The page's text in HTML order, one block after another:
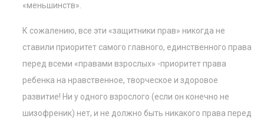
«меньшинств».
К сожалению, все эти «защитники прав» никогда не
ставили приоритет самого главного, единственного права
перед всеми «правами взрослых» -приоритет права
ребенка на нравственное, творческое и здоровое
развитие! Ни у одного взрослого (если он конечно не
шизофреник) нет, и не должно быть никакого права перед